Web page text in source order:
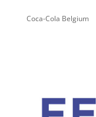
Coca-Cola Belgium